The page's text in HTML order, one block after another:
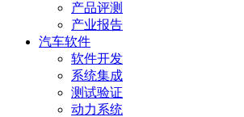
产品评测
产业报告
汽车软件
软件开发
系统集成
测试验证
动力系统